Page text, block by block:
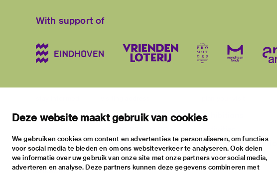
Deze website maakt gebruik van cookies
We gebruiken cookies om content en advertenties te personaliseren, om functies
voor social media te bieden en om ons websiteverkeer te analyseren. Ook delen
we informatie over uw gebruik van onze site met onze partners voor social media,
adverteren en analyse. Deze partners kunnen deze gegevens combineren met
With support of
newsletter
instagram
twitter
stratumsedijk 2 eindhoven
info@vanabbemuseum.nl
exhibitions
practical information